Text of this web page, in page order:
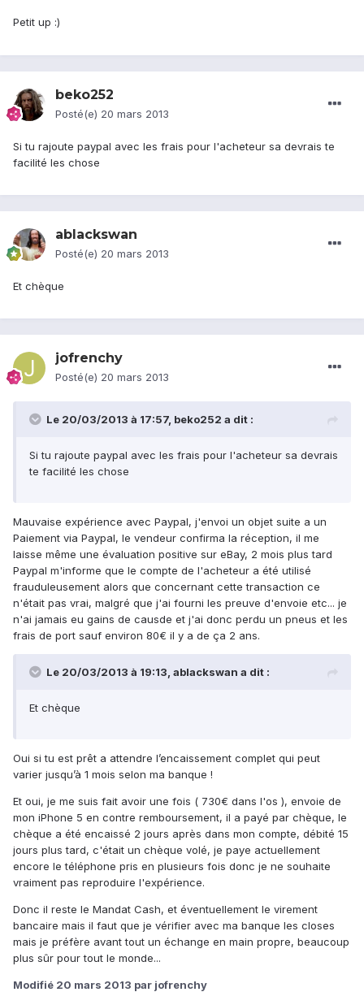
Petit up :)
beko252
Posté(e) 20 mars 2013
Si tu rajoute paypal avec les frais pour l'acheteur sa devrais te
facilité les chose
ablackswan
Posté(e) 20 mars 2013
Et chèque
jofrenchy
Posté(e) 20 mars 2013
Le 20/03/2013 à 17:57, beko252 a dit :
Si tu rajoute paypal avec les frais pour l'acheteur sa devrais
te facilité les chose
Mauvaise expérience avec Paypal, j'envoi un objet suite a un
Paiement via Paypal, le vendeur confirma la réception, il me
laisse même une évaluation positive sur eBay, 2 mois plus tard
Paypal m'informe que le compte de l'acheteur a été utilisé
frauduleusement alors que concernant cette transaction ce
n'était pas vrai, malgré que j'ai fourni les preuve d'envoie etc... je
n'ai jamais eu gains de causde et j'ai donc perdu un pneus et les
frais de port sauf environ 80€ il y a de ça 2 ans.
Le 20/03/2013 à 19:13, ablackswan a dit :
Et chèque
Oui si tu est prêt a attendre l’encaissement complet qui peut
varier jusqu’à 1 mois selon ma banque !
Et oui, je me suis fait avoir une fois ( 730€ dans l'os ), envoie de
mon iPhone 5 en contre remboursement, il a payé par chèque, le
chèque a été encaissé 2 jours après dans mon compte, débité 15
jours plus tard, c'était un chèque volé, je paye actuellement
encore le téléphone pris en plusieurs fois donc je ne souhaite
vraiment pas reproduire l'expérience.
Donc il reste le Mandat Cash, et éventuellement le virement
bancaire mais il faut que je vérifier avec ma banque les closes
mais je préfère avant tout un échange en main propre, beaucoup
plus sûr pour tout le monde...
Modifié 20 mars 2013 par jofrenchy